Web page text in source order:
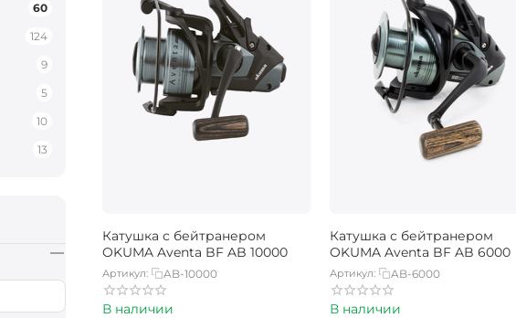
Катушка с бейтранером
OKUMA Aventa BF AB 10000
Артикул: AB-10000
В наличии
Катушка с бейтранером
OKUMA Aventa BF AB 6000
Артикул: AB-6000
В наличии
60
124
9
5
10
13